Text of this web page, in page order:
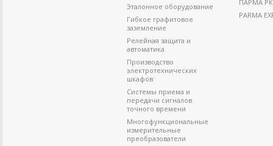
Эталонное оборудование
Гибкое графитовое
заземление
Релейная защита и
автоматика
Производство
электротехнических
шкафов
Системы приема и
передачи сигналов
точного времени
Многофункциональные
измерительные
преобразователи
ПАРМА
PARMA